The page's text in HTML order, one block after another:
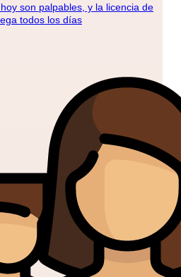
son palpables, y la licencia de
todos los días